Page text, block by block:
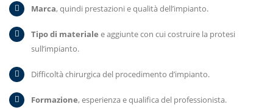
Marca, quindi prestazioni e qualità dell’impianto.
Tipo di materiale e aggiunte con cui costruire la protesi
sull’impianto.
Difficoltà chirurgica del procedimento d’impianto.
Formazione, esperienza e qualifica del professionista.